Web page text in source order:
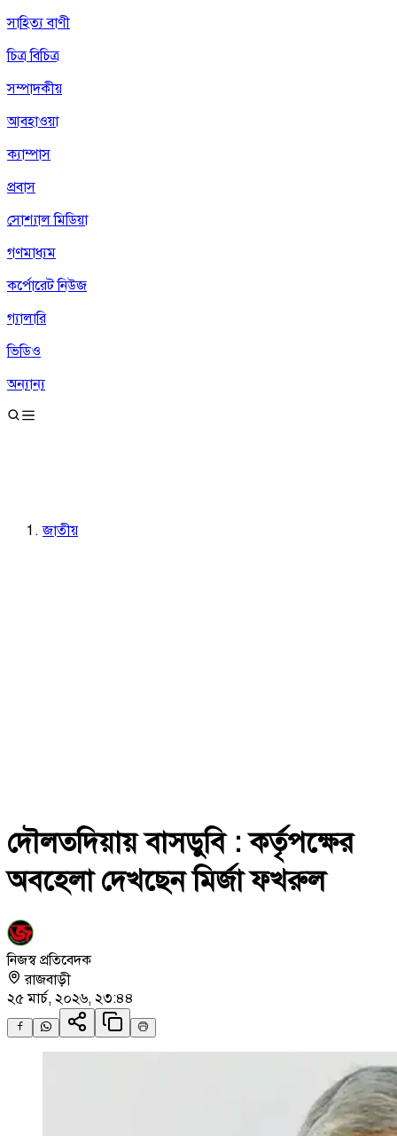
সাহিত্য বাণী
চিত্র বিচিত্র
সম্পাদকীয়
আবহাওয়া
ক্যাম্পাস
প্রবাস
সোশ্যাল মিডিয়া
গণমাধ্যম
কর্পোরেট নিউজ
গ্যালারি
ভিডিও
অন্যান্য
জাতীয়
দৌলতদিয়ায় বাসডুবি : কর্তৃপক্ষের
অবহেলা দেখছেন মির্জা ফখরুল
নিজস্ব প্রতিবেদক
রাজবাড়ী
২৫ মার্চ, ২০২৬, ২৩:৪৪